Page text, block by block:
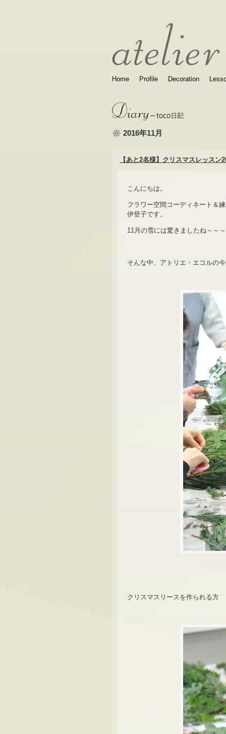
Home Profile Decoration
2016年11月
【あと2名様】クリスマスレッスン
こんにちは。
フラワー空間コーディネート＆
伊登子です。
11月の雪には驚きましたね～～
そんな中、アトリエ・エコルの
クリスマスリースを作られる方